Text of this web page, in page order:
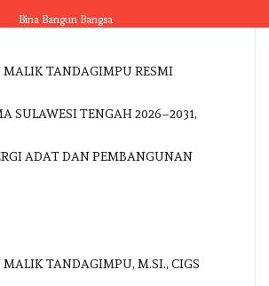
Bina Bangun Bangsa
MALIK TANDAGIMPU RESMI
SULAWESI TENGAH 2026–2031,
ADAT DAN PEMBANGUNAN
TANDAGIMPU, M.SI., CIGS